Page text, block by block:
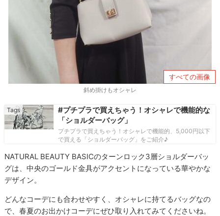
すべての画像
斜め掛けもオシャレ
#プチプラで買えちゃう！オシャレで機能的な
「ショルダーバッグ」
プチプラで買えちゃう！オシャレで機能的、5,000円以下
で買える「ショルダーバッグ」をご紹介♪
NATURAL BEAUTY BASICのターンロック3層ショルダーバッ
グは、中央のゴールド金具がアクセントになっている華やかな
デザイン。
どんなコーデにも合わせやすく、オシャレに持てるバッグなの
で、春夏のお出かけコーデにぜひ取り入れてみてくださいね。